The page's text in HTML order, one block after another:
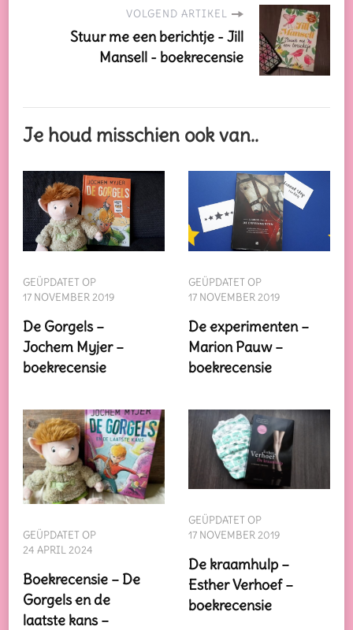
VOLGEND ARTIKEL
Stuur me een berichtje - Jill
Mansell - boekrecensie
Je houd misschien ook van..
GEÜPDATET OP
17 NOVEMBER 2019
De Gorgels –
Jochem Myjer –
boekrecensie
GEÜPDATET OP
17 NOVEMBER 2019
De experimenten –
Marion Pauw –
boekrecensie
GEÜPDATET OP
24 APRIL 2024
Boekrecensie – De
Gorgels en de
laatste kans –
GEÜPDATET OP
17 NOVEMBER 2019
De kraamhulp –
Esther Verhoef –
boekrecensie